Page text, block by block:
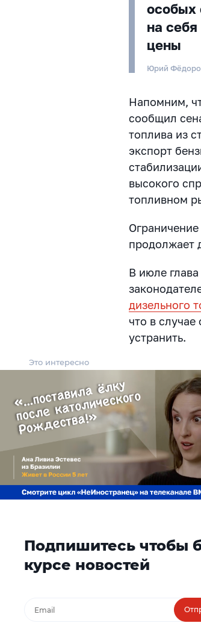
особых
на себя
цены
Юрий
Напомним,
сообщил
топлива из
экспорт
высокого
топливном
продолжает
В июле
дизельного
что в
устранить.
Это интересно
Подпишитесь чтобы
курсе новостей